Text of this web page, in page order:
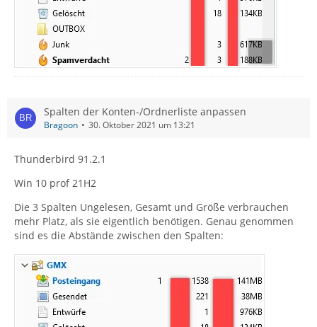
Spalten der Konten-/Ordnerliste anpassen
Bragoon 30. Oktober 2021 um 13:21
Thunderbird 91.2.1
Win 10 prof 21H2
Die 3 Spalten Ungelesen, Gesamt und Größe verbrauchen
mehr Platz, als sie eigentlich benötigen. Genau genommen
sind es die Abstände zwischen den Spalten: